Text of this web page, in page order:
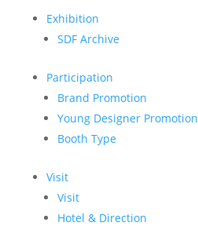
Exhibition
SDF Archive
Participation
Brand Promotion
Young Designer Promotion
Booth Type
Visit
Visit
Hotel & Direction